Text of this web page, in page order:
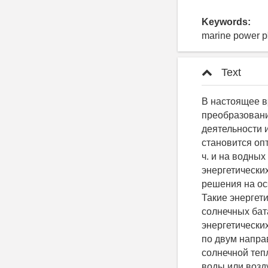
Keywords:
marine power
Text
В настоящее время основной проблемой в активно развивающейся технологии преобразования солнечной энергии является её экономичное внедрение в сферы деятельности и на разные объекты, в т. ч. и на морские суда. Поэтому актуальной задачей становится оптимальный сбор солнечной энергии, максимальное её использование, в т. ч. и на водных объектах, возникает необходимость в разработке новых судовых энергетических установок, использующих современные (инновационные) технические решения на основе обеспечения экологичности, безопасности и энергосбережения. Такие энергетические установки будут иметь успех на мировой арене. Применение солнечных батарей как альтернативного источника энергии в составе морских энергетических установок Преобразование солнечной энергии можно классифицировать по двум направлениям: световая и тепловая энергии. В основе принципа работы солнечной тепловой энергии лежит использование её для нагрева вещества (например, воды или воздуха) через тепловые коллекторы (используется в основном в бытовых целях). А в основе фотоэлектрической (световой) энергии лежит преобразование энергии света непосредственно в электрический ток. Это позволяет выполнить только определённая микросхема, аккумулирующая энергию как батарея, которая в свою очередь будет являться не только альтернативным источником энергии, но и заменять привычный для всех парус. Например, абсолютно новый способ передвижения по воде был изобретён австралийской компанией «Solar Sailor», занимающейся продвижением солнечных технологий во многих сферах деятельности. Компания считает, что их «первенец» гибридной энергетической установки найдёт широкое применение на любых транспортных средствах. Solar Sailor разработала и запатентовала